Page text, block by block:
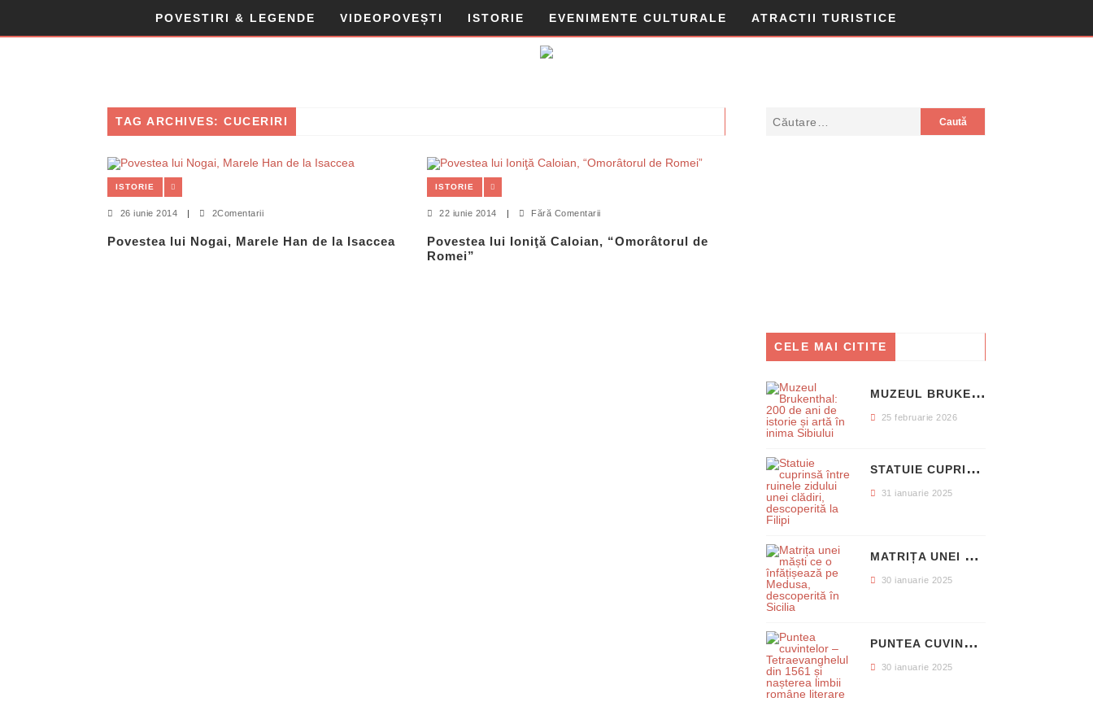
POVESTIRI & LEGENDE VIDEOPOVEȘTI ISTORIE EVENIMENTE CULTURALE ATRACTII TURISTICE
TAG ARCHIVES: CUCERIRI
ISTORIE
26 iunie 2014 2Comentarii
Povestea lui Nogai, Marele Han de la Isaccea
ISTORIE
22 iunie 2014 Fără Comentarii
Povestea lui Ioniţă Caloian, “Omorâtorul de
Romei”
CELE MAI CITITE
M
UZEUL BRUKENTHAL: 200 DE ANI DE ISTORIE ȘI ARTĂ ÎN INIMA SIBIULUI
25 februarie 2026
S
TATUIE CUPRINSĂ ÎNTRE RUINELE ZIDULUI UNEI CLĂDIRI, DESCOPERITĂ LA FILIPI
31 ianuarie 2025
M
ATRIȚA UNEI MĂȘTI CE O ÎNFĂȚIȘEAZĂ PE MEDUSA, DESCOPERITĂ ÎN SICILIA
30 ianuarie 2025
P
UNTEA CUVINTELOR – TETRAEVANGHELUL DIN 1561 ȘI NAȘTEREA LIMBII ROMÂNE LITERARE
30 ianuarie 2025